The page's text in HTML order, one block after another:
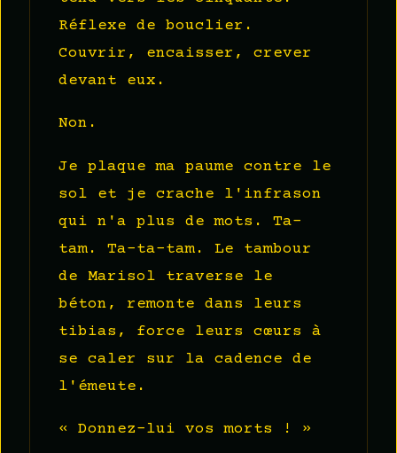
Réflexe de bouclier.
Couvrir, encaisser, crever
devant eux.
Non.
Je plaque ma paume contre le
sol et je crache l'infrason
qui n'a plus de mots. Ta-
tam. Ta-ta-tam. Le tambour
de Marisol traverse le
béton, remonte dans leurs
tibias, force leurs cœurs à
se caler sur la cadence de
l'émeute.
« Donnez-lui vos morts ! »